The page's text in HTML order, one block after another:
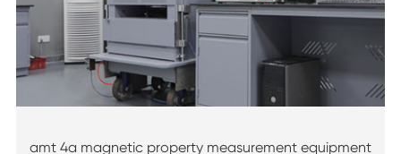
amt 4a magnetic property measurement equipment